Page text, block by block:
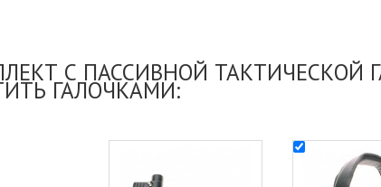
С ПАССИВНОЙ ТАКТИЧЕСКОЙ
ГАЛОЧКАМИ: